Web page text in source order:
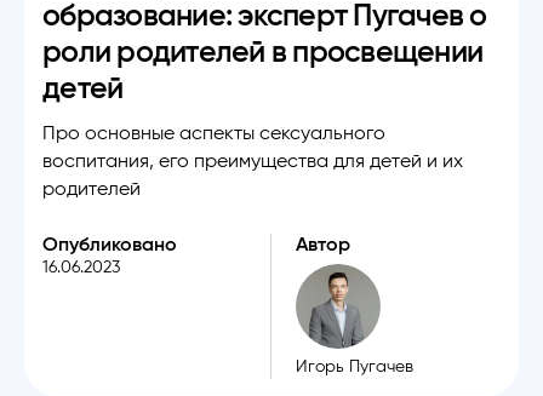
образование: эксперт Пугачев о
роли родителей в просвещении
детей
Про основные аспекты сексуального
воспитания, его преимущества для детей и их
родителей
Опубликовано
16.06.2023
Автор
Игорь Пугачев